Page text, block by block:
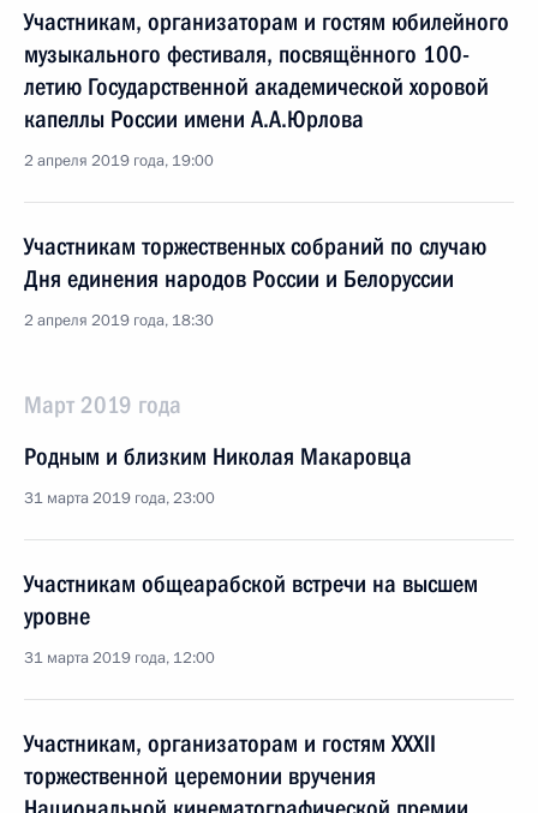
Участникам, организаторам и гостям юбилейного
музыкального фестиваля, посвящённого 100-
летию Государственной академической хоровой
капеллы России имени А.А.Юрлова
2 апреля 2019 года, 19:00
Участникам торжественных собраний по случаю
Дня единения народов России и Белоруссии
2 апреля 2019 года, 18:30
Март 2019 года
Родным и близким Николая Макаровца
31 марта 2019 года, 23:00
Участникам общеарабской встречи на высшем
уровне
31 марта 2019 года, 12:00
Участникам, организаторам и гостям XXXII
торжественной церемонии вручения